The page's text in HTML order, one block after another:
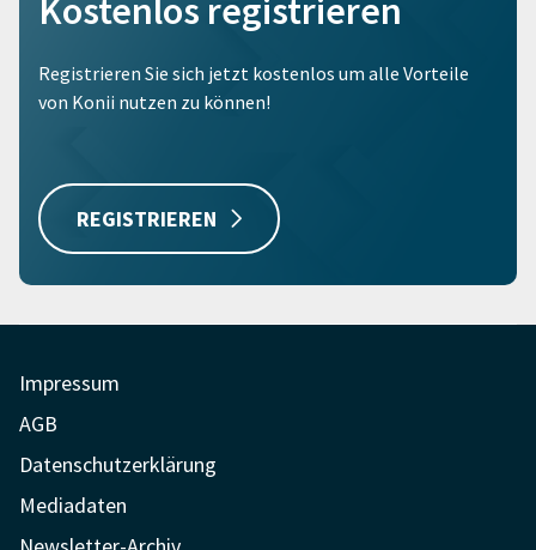
Kostenlos registrieren
Registrieren Sie sich jetzt kostenlos um alle Vorteile
von Konii nutzen zu können!
REGISTRIEREN
Impressum
AGB
Datenschutzerklärung
Mediadaten